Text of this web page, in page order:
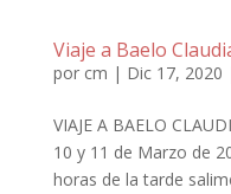
Viaje a Baelo
por cm | Dic 17, 2020
VIAJE A BAELO
10 y 11 de Marzo de
horas de la tarde